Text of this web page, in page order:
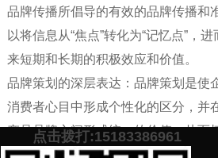
品牌传播所倡导的有效的品牌传播和
以将信息从“焦点”转化为“记忆点”，
来短期和长期的积极效应和价值。
品牌策划的深层表达：品牌策划是使
消费者心目中形成个性化的区分，并
产品品牌之间形成统一的价值，从而
肖乐策划团队欢迎所有在品牌策划方
点击拨打:15183386961